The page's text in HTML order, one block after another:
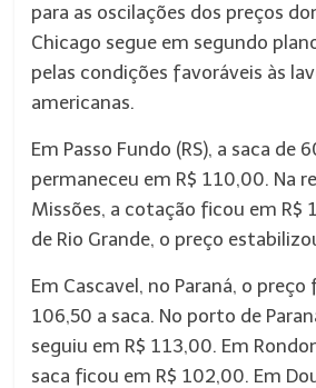
para as oscilações dos preços
Chicago segue em segundo
pelas condições favoráveis às
americanas.
Em Passo Fundo (RS), a saca de
permaneceu em R$ 110,00. Na
Missões, a cotação ficou em R$
de Rio Grande, o preço
Em Cascavel, no Paraná, o preço
106,50 a saca. No porto de
seguiu em R$ 113,00. Em
saca ficou em R$ 102,00. Em